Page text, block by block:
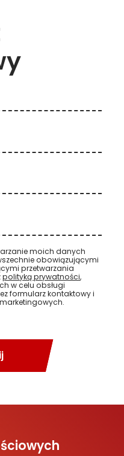
moich danych
obowiązującymi
przetwarzania
polityką prywatności,
w celu obsługi
formularz kontaktowy i